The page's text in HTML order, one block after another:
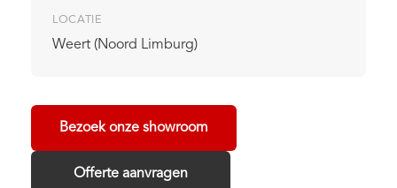
LOCATIE
Weert (Noord Limburg)
Bezoek onze showroom
Offerte aanvragen